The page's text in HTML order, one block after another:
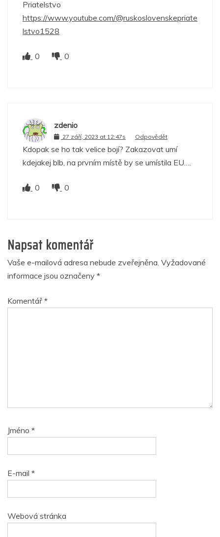
Priatelstvo
https://www.youtube.com/@ruskoslovenskepriate
lstvo1528
0 0
zdenio
27 září, 2023 at 12:47s Odpovědět
Kdopak se ho tak velice bojí? Zakazovat umí
kdejakej blb, na prvním místě by se umístila EU….
0 0
Napsat komentář
Vaše e-mailová adresa nebude zveřejněna. Vyžadované
informace jsou označeny *
Komentář *
Jméno *
E-mail *
Webová stránka